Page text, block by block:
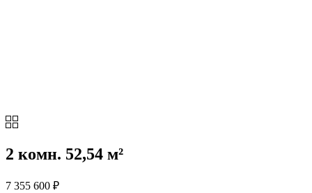
2 комн. 52,54 м²
7 355 600 ₽